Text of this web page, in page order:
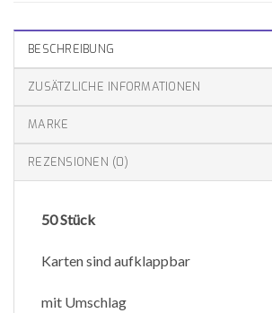
BESCHREIBUNG
ZUSÄTZLICHE INFORMATIONEN
MARKE
REZENSIONEN (0)
50 Stück
Karten sind aufklappbar
mit Umschlag